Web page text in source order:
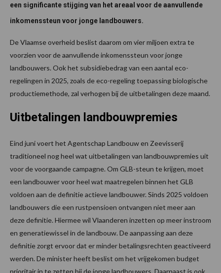
een significante stijging van het areaal voor de aanvullende
inkomenssteun voor jonge landbouwers.
De Vlaamse overheid beslist daarom om vier miljoen extra te
voorzien voor de aanvullende inkomenssteun voor jonge
landbouwers. Ook het subsidiebedrag van een aantal eco-
regelingen in 2025, zoals de eco-regeling toepassing biologische
productiemethode, zal verhogen bij de uitbetalingen deze maand.
Uitbetalingen landbouwpremies
Eind juni voert het Agentschap Landbouw en Zeevisserij
traditioneel nog heel wat uitbetalingen van landbouwpremies uit
voor de voorgaande campagne. Om GLB-steun te krijgen, moet
een landbouwer voor heel wat maatregelen binnen het GLB
voldoen aan de definitie actieve landbouwer. Sinds 2025 voldoen
landbouwers die een rustpensioen ontvangen niet meer aan
deze definitie. Hiermee wil Vlaanderen inzetten op meer instroom
en generatiewissel in de landbouw. De aanpassing aan deze
definitie zorgt ervoor dat er minder betalingsrechten geactiveerd
werden. De minister heeft beslist om het vrijgekomen budget
prioritair in te zetten bij de jonge landbouwers. Daarnaast is ook